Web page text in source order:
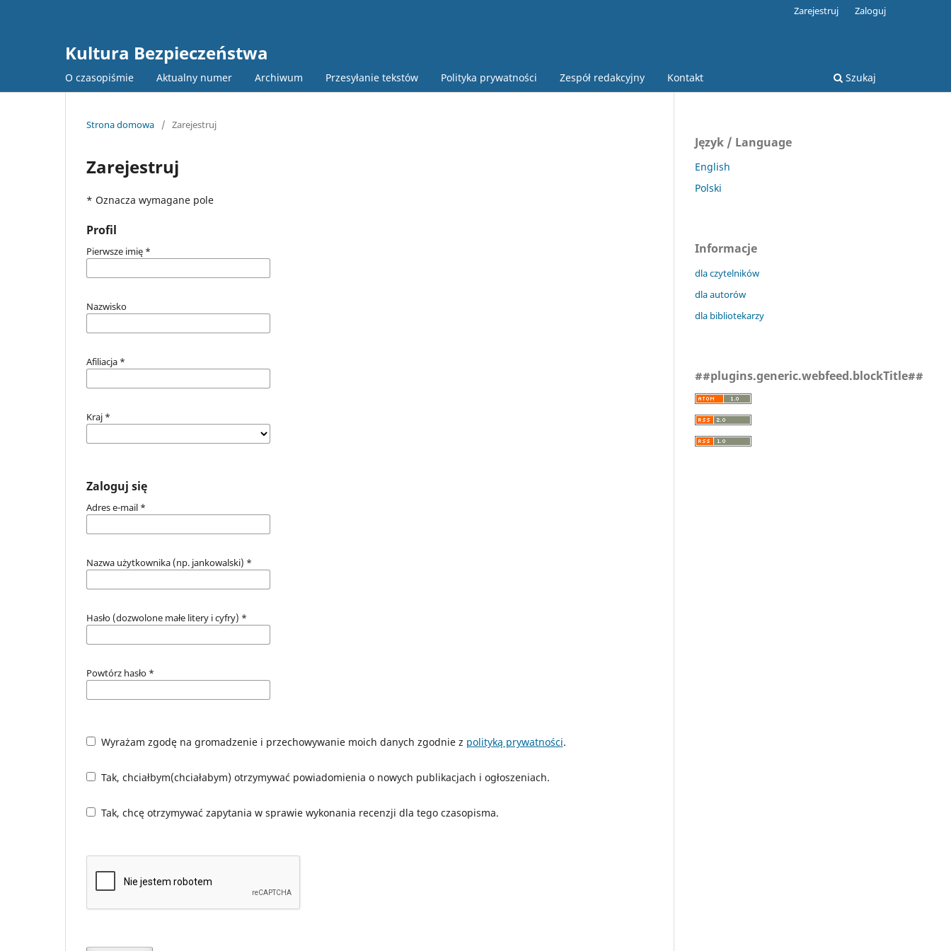
Kultura Bezpieczeństwa
O czasopiśmie Aktualny numer Archiwum Przesyłanie tekstów Polityka prywatności Zespół redakcyjny Kontakt Szukaj
Zarejestruj Zaloguj
Strona domowa / Zarejestruj
Zarejestruj
* Oznacza wymagane pole
Profil
Pierwsze imię *
Nazwisko
Afiliacja *
Kraj *
Zaloguj się
Adres e-mail *
Nazwa użytkownika (np. jankowalski) *
Hasło (dozwolone małe litery i cyfry) *
Powtórz hasło *
Wyrażam zgodę na gromadzenie i przechowywanie moich danych zgodnie z polityką prywatności.
Tak, chciałbym(chciałabym) otrzymywać powiadomienia o nowych publikacjach i ogłoszeniach.
Tak, chcę otrzymywać zapytania w sprawie wykonania recenzji dla tego czasopisma.
Język / Language
English
Polski
Informacje
dla czytelników
dla autorów
dla bibliotekarzy
##plugins.generic.webfeed.blockTitle##